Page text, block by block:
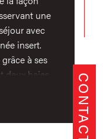
CONTACT
une
avec
insert.
à ses
deux baies